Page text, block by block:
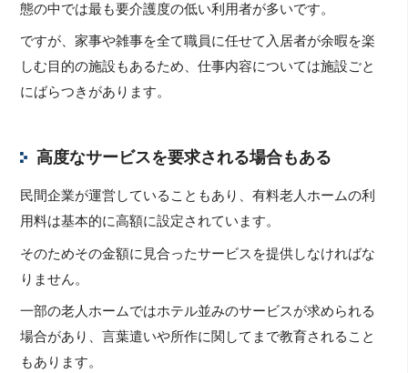
態の中では最も要介護度の低い利用者が多いです。
ですが、家事や雑事を全て職員に任せて入居者が余暇を楽
しむ目的の施設もあるため、仕事内容については施設ごと
にばらつきがあります。
高度なサービスを要求される場合もある
民間企業が運営していることもあり、有料老人ホームの利
用料は基本的に高額に設定されています。
そのためその金額に見合ったサービスを提供しなければな
りません。
一部の老人ホームではホテル並みのサービスが求められる
場合があり、言葉遣いや所作に関してまで教育されること
もあります。